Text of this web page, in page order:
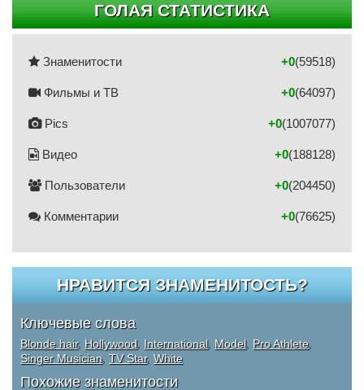
ГОЛАЯ СТАТИСТИКА
Знаменитости (59518)
+0
Фильмы и ТВ (64097)
+0
Pics (1007077)
+0
Видео (188128)
+0
Пользователи (204450)
+0
Комментарии (76625)
+0
НРАВИТСЯ ЗНАМЕНИТОСТЬ?
Ключевые слова
Blonde hair, Hollywood International, Model, Pro Athlete,
Singer Musician TV Star, White
Похожие знаменитости